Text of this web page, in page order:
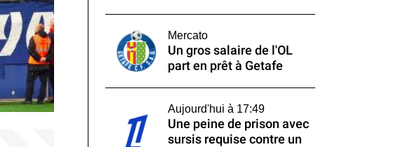
Mercato
Un gros salaire de l'OL
part en prêt à Getafe
Aujourd'hui à 17:49
Une peine de prison avec
sursis requise contre un